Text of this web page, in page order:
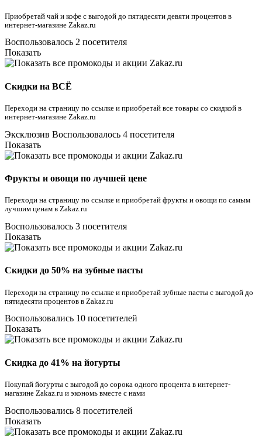
Приобретай чай и кофе с выгодой до пятидесяти девяти процентов в
интернет-магазине Zakaz.ru
Воспользовалось 2 посетителя
Показать
Скидки на ВСЁ
Переходи на страницу по ссылке и приобретай все товары со скидкой в
интернет-магазине Zakaz.ru
Эксклюзив Воспользовалось 4 посетителя
Показать
Фрукты и овощи по лучшей цене
Переходи на страницу по ссылке и приобретай фрукты и овощи по самым
лучшим ценам в Zakaz.ru
Воспользовалось 3 посетителя
Показать
Скидки до 50% на зубные пасты
Переходи на страницу по ссылке и приобретай зубные пасты с выгодой до
пятидесяти процентов в Zakaz.ru
Воспользовались 10 посетителей
Показать
Скидка до 41% на йогурты
Покупай йогурты с выгодой до сорока одного процента в интернет-
магазине Zakaz.ru и экономь вместе с нами
Воспользовались 8 посетителей
Показать